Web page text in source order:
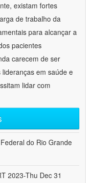
existam fortes
de trabalho da
para alcançar a
pacientes
carecem de ser
em saúde e
lidar com
do Rio Grande
2023-Thu Dec 31